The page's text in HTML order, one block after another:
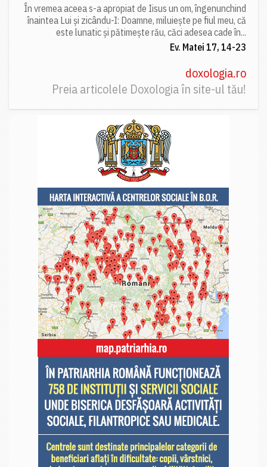
În vremea aceea s-a apropiat de Iisus un om, îngenunchind
înaintea Lui și zicându-I: Doamne, miluiește pe fiul meu, că
este lunatic și pătimește rău, căci adesea cade în...
Ev. Matei 17, 14-23
doxologia.ro
Preia articolele Doxologia în site-ul tău!